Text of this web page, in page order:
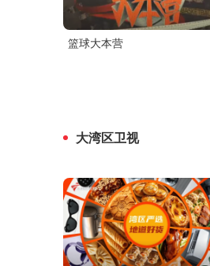
篮球大本营
大湾区卫视